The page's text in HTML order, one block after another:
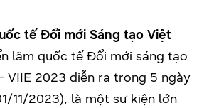
tế Đổi mới Sáng tạo Việt
lãm quốc tế Đổi mới sáng tạo
VIIE 2023 diễn ra trong 5 ngày
11/2023), là một sư kiện lớn